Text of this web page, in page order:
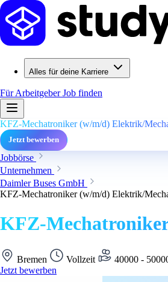
Alles für deine Karriere
Für ArbeitgeberJob finden
KFZ-Mechatroniker (w/m/d) Elektrik/
Jetzt bewerben
Jobbörse
Unternehmen
Daimler Buses GmbH
KFZ-Mechatroniker (w/m/d) Elektrik/
KFZ-
Bremen Vollzeit 40000 -
Jetzt bewerben